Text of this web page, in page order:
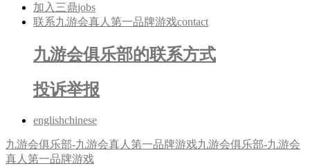
加入三鼎jobs
联系九游会真人第一品牌游戏contact
九游会俱乐部的联系方式
投诉举报
englishchinese
九游会俱乐部-九游会真人第一品牌游戏九游会俱乐部-九游会
真人第一品牌游戏